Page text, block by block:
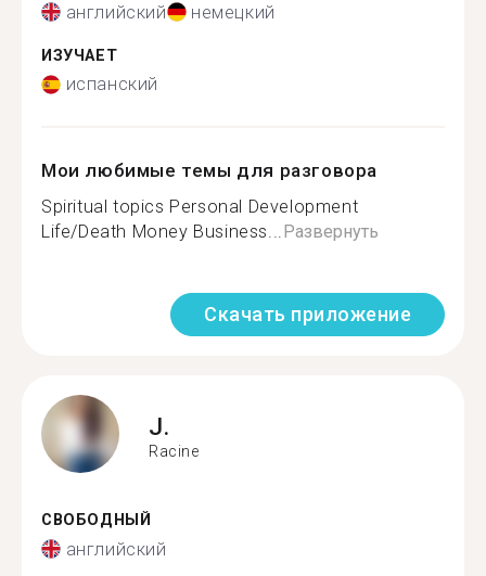
английский немецкий
ИЗУЧАЕТ
испанский
Мои любимые темы для разговора
Spiritual topics Personal Development
Life/Death Money Business...Развернуть
Скачать приложение
J.
Racine
СВОБОДНЫЙ
английский